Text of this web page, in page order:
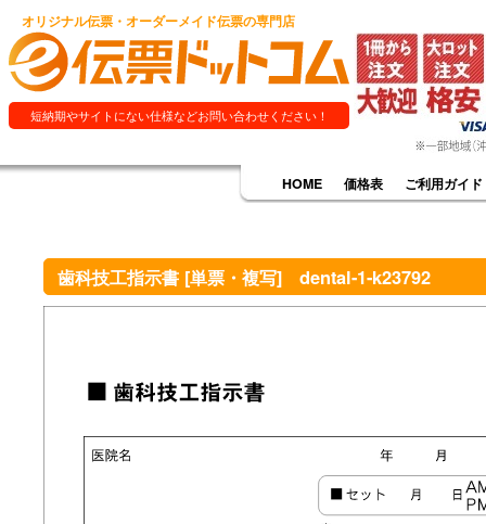
オリジナル伝票・オーダーメイド伝票の専門店
短納期やサイトにない仕様などお問い合わせください！
HOME 価格表 ご利用ガイド
歯科技工指示書 [単票・複写] dental-1-k23792